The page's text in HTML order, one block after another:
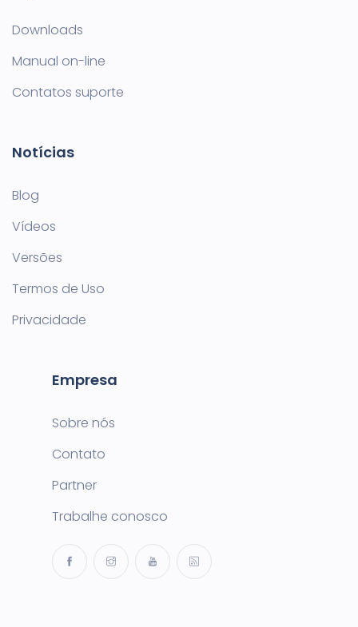
Downloads
Manual on-line
Contatos suporte
Notícias
Blog
Vídeos
Versões
Termos de Uso
Privacidade
Empresa
Sobre nós
Contato
Partner
Trabalhe conosco